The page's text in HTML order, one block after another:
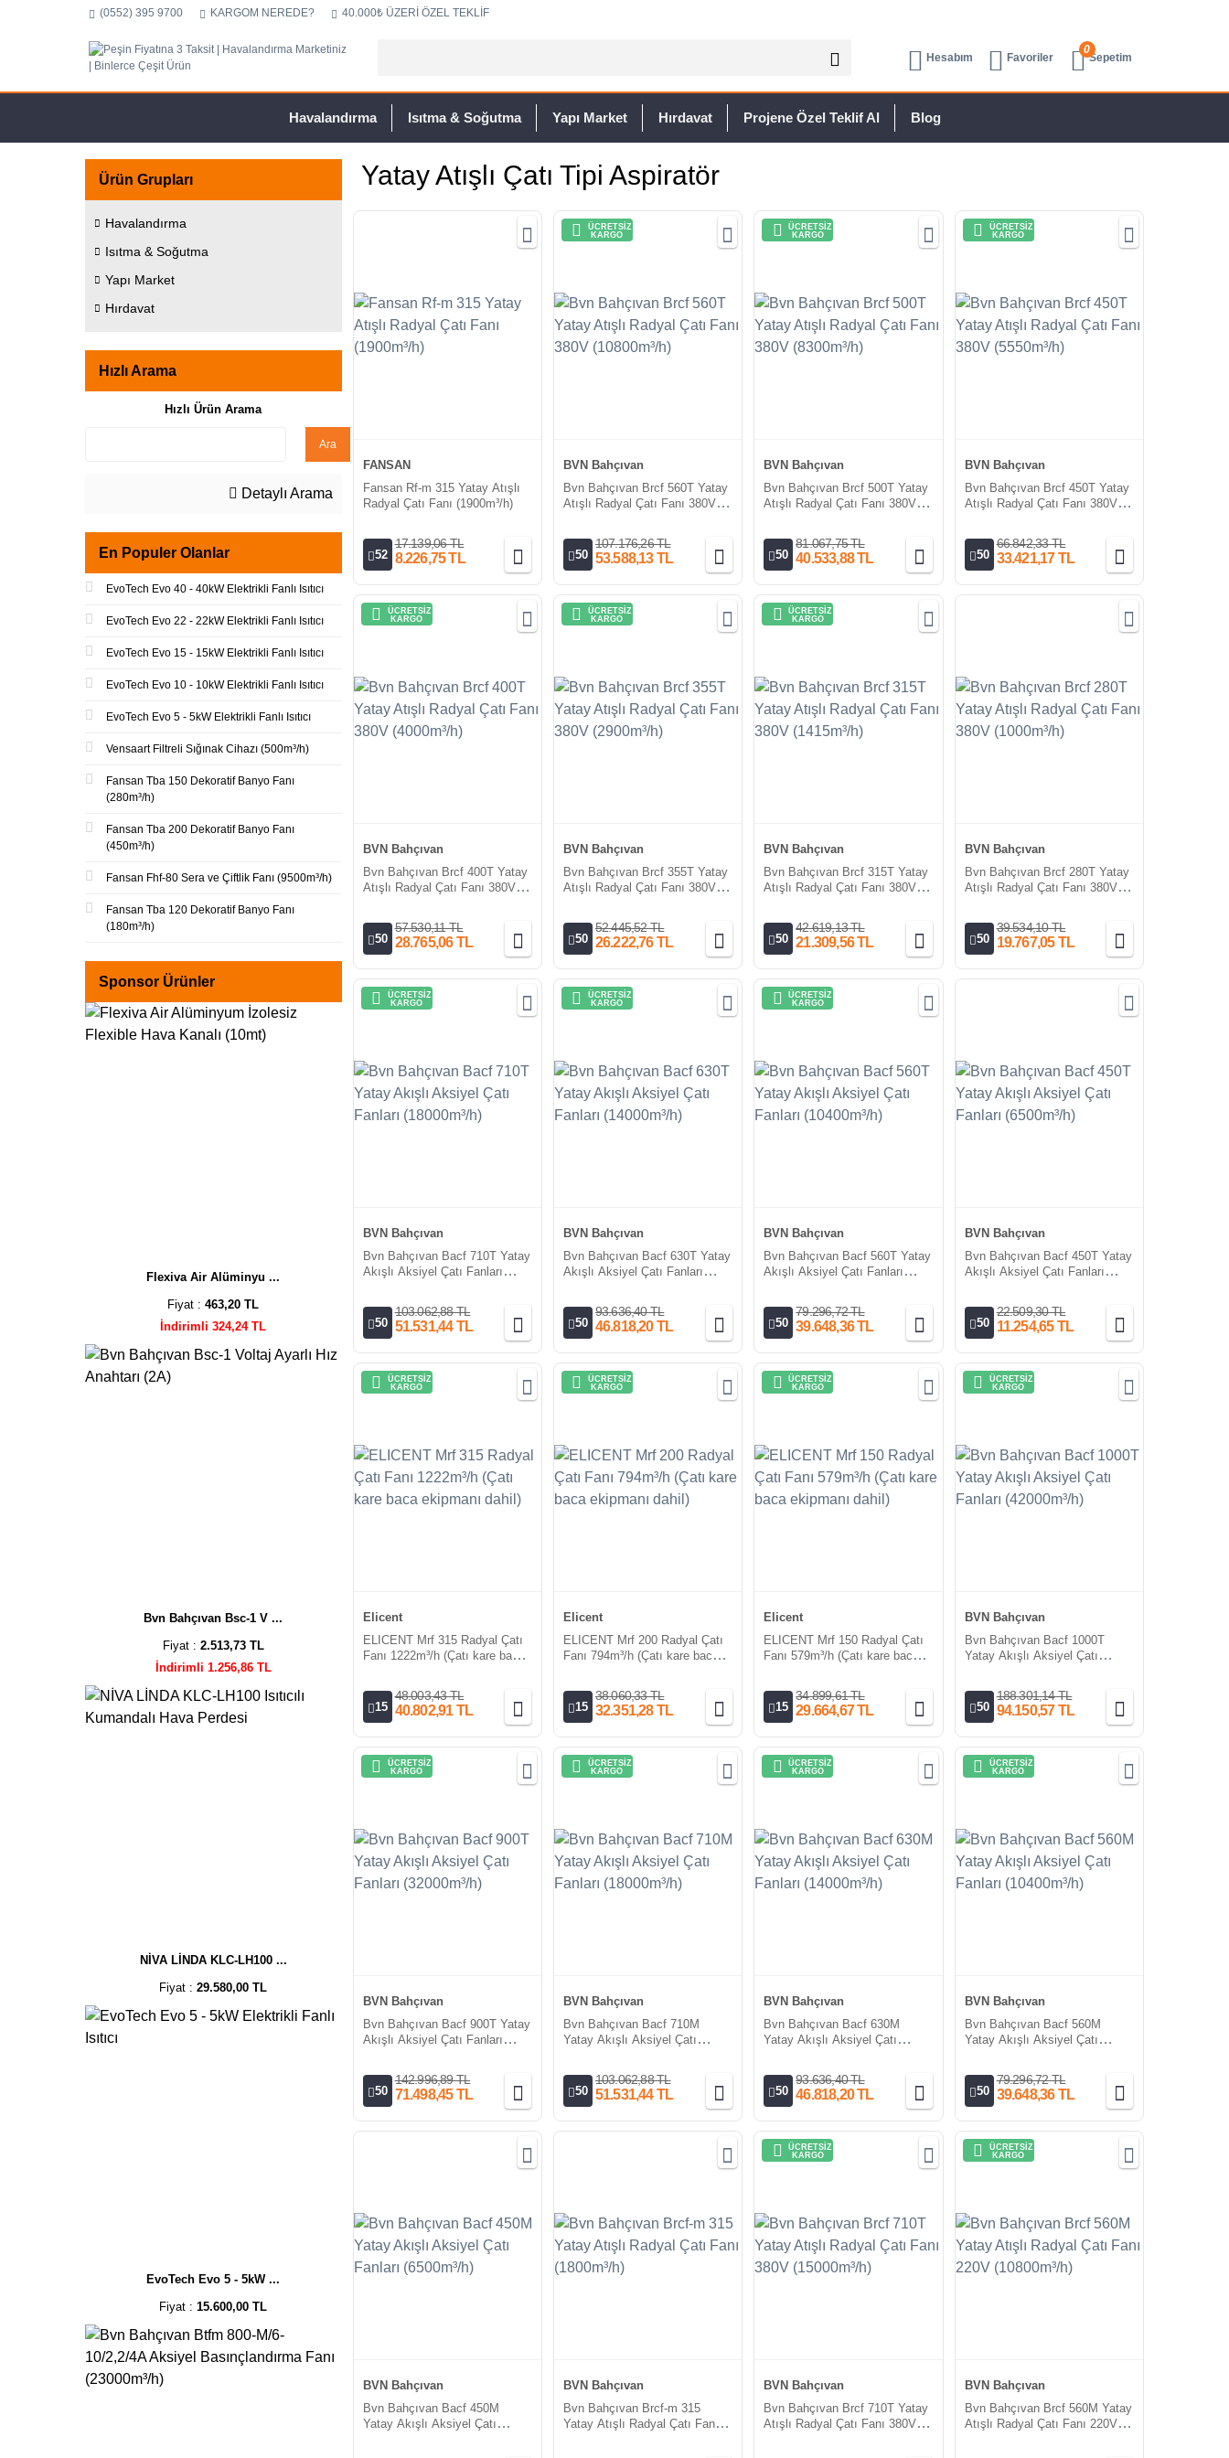
(0552) 395 9700 KARGOM NEREDE? 40.000₺ ÜZERİ ÖZEL TEKLİF
Hesabım Favoriler
0
Sepetim
Havalandırma Isıtma & Soğutma Yapı Market Hırdavat Projene Özel Teklif Al Blog
Ürün Grupları
Havalandırma
Isıtma & Soğutma
Yapı Market
Hırdavat
Hızlı Arama
Hızlı Ürün Arama
Ara
Detaylı Arama
En Populer Olanlar
EvoTech Evo 40 - 40kW Elektrikli Fanlı Isıtıcı
EvoTech Evo 22 - 22kW Elektrikli Fanlı Isıtıcı
EvoTech Evo 15 - 15kW Elektrikli Fanlı Isıtıcı
EvoTech Evo 10 - 10kW Elektrikli Fanlı Isıtıcı
EvoTech Evo 5 - 5kW Elektrikli Fanlı Isıtıcı
Vensaart Filtreli Sığınak Cihazı (500m³/h)
Fansan Tba 150 Dekoratif Banyo Fanı
(280m³/h)
Fansan Tba 200 Dekoratif Banyo Fanı
(450m³/h)
Fansan Fhf-80 Sera ve Çiftlik Fanı (9500m³/h)
Fansan Tba 120 Dekoratif Banyo Fanı
(180m³/h)
Sponsor Ürünler
Flexiva Air Alüminyu ...
Fiyat :463,20 TL
İndirimli 324,24 TL
Bvn Bahçıvan Bsc-1 V ...
Fiyat : 2.513,73 TL
İndirimli 1.256,86 TL
NİVA LİNDA KLC-LH100 ...
Fiyat :29.580,00 TL
EvoTech Evo 5 - 5kW ...
Fiyat :15.600,00 TL
Yatay Atışlı Çatı Tipi Aspiratör
FANSAN
Fansan Rf-m 315 Yatay Atışlı
Radyal Çatı Fanı (1900m³/h)
52
17.139,06 TL
8.226,75 TL
ÜCRETSİZ
KARGO
BVN Bahçıvan
Bvn Bahçıvan Brcf 560T Yatay
Atışlı Radyal Çatı Fanı 380V
50
107.176,26 TL
53.588,13 TL
ÜCRETSİZ
KARGO
BVN Bahçıvan
Bvn Bahçıvan Brcf 500T Yatay
Atışlı Radyal Çatı Fanı 380V
50
81.067,75 TL
40.533,88 TL
ÜCRETSİZ
KARGO
BVN Bahçıvan
Bvn Bahçıvan Brcf 450T Yatay
Atışlı Radyal Çatı Fanı 380V
50
66.842,33 TL
33.421,17 TL
ÜCRETSİZ
KARGO
BVN Bahçıvan
Bvn Bahçıvan Brcf 400T Yatay
Atışlı Radyal Çatı Fanı 380V
50
57.530,11 TL
28.765,06 TL
ÜCRETSİZ
KARGO
BVN Bahçıvan
Bvn Bahçıvan Brcf 355T Yatay
Atışlı Radyal Çatı Fanı 380V
50
52.445,52 TL
26.222,76 TL
ÜCRETSİZ
KARGO
BVN Bahçıvan
Bvn Bahçıvan Brcf 315T Yatay
Atışlı Radyal Çatı Fanı 380V
50
42.619,13 TL
21.309,56 TL
BVN Bahçıvan
Bvn Bahçıvan Brcf 280T Yatay
Atışlı Radyal Çatı Fanı 380V
50
39.534,10 TL
19.767,05 TL
ÜCRETSİZ
KARGO
BVN Bahçıvan
Bvn Bahçıvan Bacf 710T Yatay
Akışlı Aksiyel Çatı Fanları
50
103.062,88 TL
51.531,44 TL
ÜCRETSİZ
KARGO
BVN Bahçıvan
Bvn Bahçıvan Bacf 630T Yatay
Akışlı Aksiyel Çatı Fanları
50
93.636,40 TL
46.818,20 TL
ÜCRETSİZ
KARGO
BVN Bahçıvan
Bvn Bahçıvan Bacf 560T Yatay
Akışlı Aksiyel Çatı Fanları
50
79.296,72 TL
39.648,36 TL
BVN Bahçıvan
Bvn Bahçıvan Bacf 450T Yatay
Akışlı Aksiyel Çatı Fanları
50
22.509,30 TL
11.254,65 TL
ÜCRETSİZ
KARGO
Elicent
ELICENT Mrf 315 Radyal Çatı
Fanı 1222m³/h (Çatı kare baca
15
48.003,43 TL
40.802,91 TL
ÜCRETSİZ
KARGO
Elicent
ELICENT Mrf 200 Radyal Çatı
Fanı 794m³/h (Çatı kare baca
15
38.060,33 TL
32.351,28 TL
ÜCRETSİZ
KARGO
Elicent
ELICENT Mrf 150 Radyal Çatı
Fanı 579m³/h (Çatı kare baca
15
34.899,61 TL
29.664,67 TL
ÜCRETSİZ
KARGO
BVN Bahçıvan
Bvn Bahçıvan Bacf 1000T
Yatay Akışlı Aksiyel Çatı
50
188.301,14 TL
94.150,57 TL
ÜCRETSİZ
KARGO
BVN Bahçıvan
Bvn Bahçıvan Bacf 900T Yatay
Akışlı Aksiyel Çatı Fanları
50
142.996,89 TL
71.498,45 TL
ÜCRETSİZ
KARGO
BVN Bahçıvan
Bvn Bahçıvan Bacf 710M
Yatay Akışlı Aksiyel Çatı
50
103.062,88 TL
51.531,44 TL
ÜCRETSİZ
KARGO
BVN Bahçıvan
Bvn Bahçıvan Bacf 630M
Yatay Akışlı Aksiyel Çatı
50
93.636,40 TL
46.818,20 TL
ÜCRETSİZ
KARGO
BVN Bahçıvan
Bvn Bahçıvan Bacf 560M
Yatay Akışlı Aksiyel Çatı
50
79.296,72 TL
39.648,36 TL
BVN Bahçıvan
Bvn Bahçıvan Bacf 450M
Yatay Akışlı Aksiyel Çatı
BVN Bahçıvan
Bvn Bahçıvan Brcf-m 315
Yatay Atışlı Radyal Çatı Fanı
ÜCRETSİZ
KARGO
BVN Bahçıvan
Bvn Bahçıvan Brcf 710T Yatay
Atışlı Radyal Çatı Fanı 380V
ÜCRETSİZ
KARGO
BVN Bahçıvan
Bvn Bahçıvan Brcf 560M Yatay
Atışlı Radyal Çatı Fanı 220V